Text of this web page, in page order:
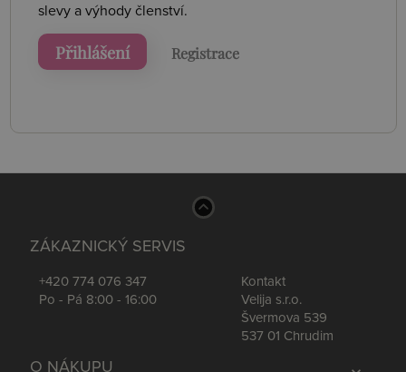
slevy a výhody členství.
Přihlášení Registrace
ZÁKAZNICKÝ SERVIS
+420 774 076 347
Po - Pá 8:00 - 16:00
Kontakt
Velija s.r.o.
Švermova 539
537 01 Chrudim
O NÁKUPU